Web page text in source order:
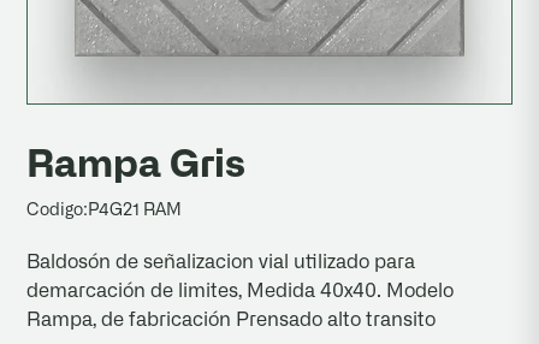
Rampa Gris
Codigo: P4G21 RAM
Baldosón de señalizacion vial utilizado para
demarcación de limites, Medida 40x40. Modelo
Rampa, de fabricación Prensado alto transito